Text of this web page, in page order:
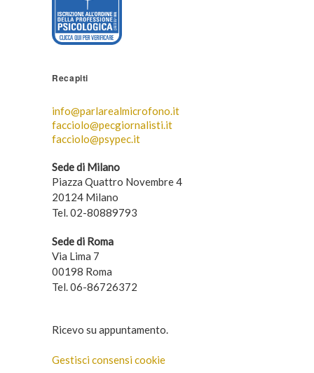
Recapiti
info@parlarealmicrofono.it
facciolo@pecgiornalisti.it
facciolo@psypec.it
Sede di Milano
Piazza Quattro Novembre 4
20124 Milano
Tel. 02-80889793
Sede di Roma
Via Lima 7
00198 Roma
Tel. 06-86726372
Ricevo su appuntamento.
Gestisci consensi cookie